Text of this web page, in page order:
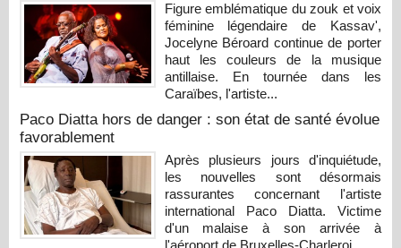
Figure emblématique du zouk et voix
féminine légendaire de Kassav',
Jocelyne Béroard continue de porter
haut les couleurs de la musique
antillaise. En tournée dans les
Caraïbes, l'artiste...
Paco Diatta hors de danger : son état de santé évolue
favorablement
Après plusieurs jours d'inquiétude,
les nouvelles sont désormais
rassurantes concernant l'artiste
international Paco Diatta. Victime
d'un malaise à son arrivée à
l'aéroport de Bruxelles-Charleroi...